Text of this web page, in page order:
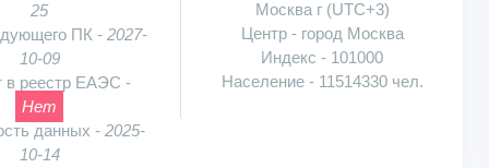
25
ПК - 2027-
10-09
в реестр ЕАЭС -
Нет
данных - 2025-
10-14
Москва г (UTC+3)
Центр - город Москва
Индекс - 101000
Население - 11514330 чел.